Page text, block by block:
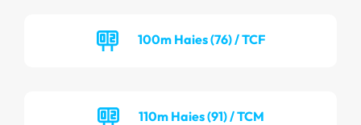
100m Haies (76) / TCF
110m Haies (91) / TCM